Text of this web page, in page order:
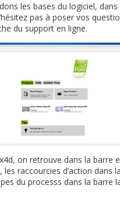
les bases du logiciel,
pas à poser vos
du support en ligne.
on retrouve dans la barre
raccourcies d’action dans
du processs dans la barre